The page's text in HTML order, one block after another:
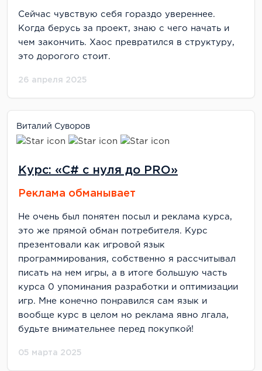
Сейчас чувствую себя гораздо увереннее.
Когда берусь за проект, знаю с чего начать и
чем закончить. Хаос превратился в структуру,
это дорогого стоит.
26 апреля 2025
Виталий Суворов
Курс: «С# с нуля до PRO»
Реклама обманывает
Не очень был понятен посыл и реклама курса,
это же прямой обман потребителя. Курс
презентовали как игровой язык
программирования, собственно я рассчитывал
писать на нем игры, а в итоге большую часть
курса 0 упоминания разработки и оптимизации
игр. Мне конечно понравился сам язык и
вообще курс в целом но реклама явно лгала,
будьте внимательнее перед покупкой!
05 марта 2025